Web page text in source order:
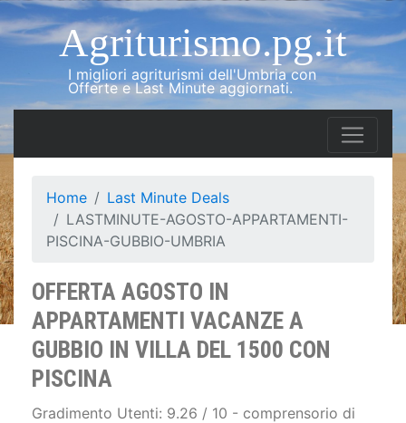
Agriturismo.pg.it
I migliori agriturismi dell'Umbria con
Offerte e Last Minute aggiornati.
Home
Last Minute Deals
LASTMINUTE-AGOSTO-APPARTAMENTI-
PISCINA-GUBBIO-UMBRIA
OFFERTA AGOSTO IN
APPARTAMENTI VACANZE A
GUBBIO IN VILLA DEL 1500 CON
PISCINA
Gradimento Utenti: 9.26 / 10 - comprensorio di